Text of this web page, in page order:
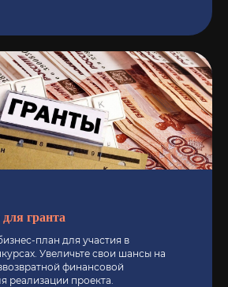
гранта
план для участия в
Увеличьте свои шансы на
финансовой
реализации проекта.